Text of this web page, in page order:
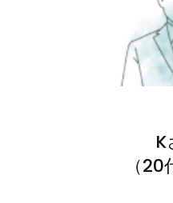
K
（20